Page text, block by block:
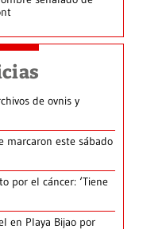
de ovnis y
marcaron este sábado
por el cáncer: ‘Tiene
en Playa Bijao por